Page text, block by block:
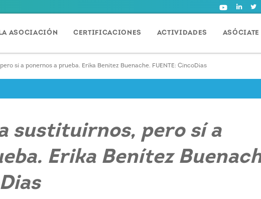
LA ASOCIACIÓN CERTIFICACIONES ACTIVIDADES ASÓCIATE
sí a ponernos a prueba. Erika Benítez Buenache. FUENTE: CincoDias
sustituirnos, pero sí a
Erika Benítez